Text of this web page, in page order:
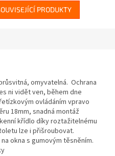
PRODUKTY
omyvatelná. Ochrana
ni vidět ven, během dne
ovládáním vpravo
18mm, snadná montáž
křídlo díky roztažitelnému
lze i přišroubovat.
okna s gumovým těsněním.